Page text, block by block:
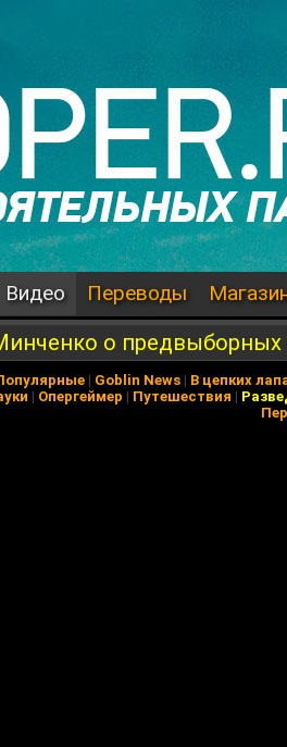
Видео Переводы
о предвыборных
| Goblin News | В цепких
| Опергеймер | Путешествия |